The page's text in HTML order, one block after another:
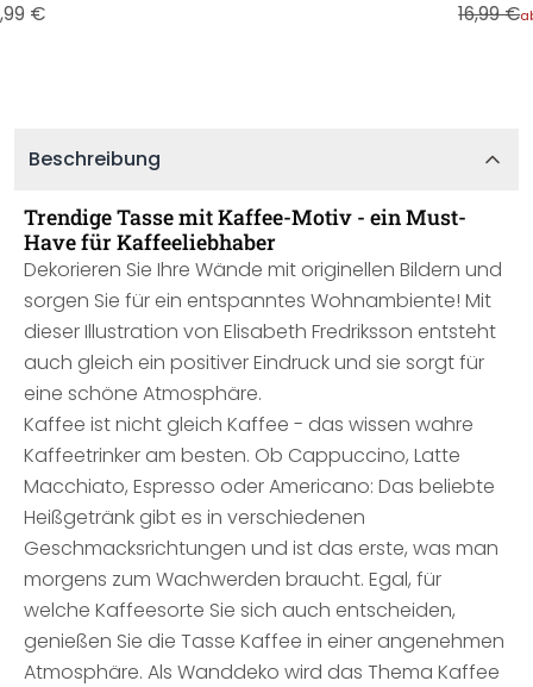
€
16,99 €
Beschreibung
Trendige Tasse mit Kaffee-Motiv - ein Must-
Have für Kaffeeliebhaber
Dekorieren Sie Ihre Wände mit originellen Bildern und
sorgen Sie für ein entspanntes Wohnambiente! Mit
dieser Illustration von Elisabeth Fredriksson entsteht
auch gleich ein positiver Eindruck und sie sorgt für
eine schöne Atmosphäre.
Kaffee ist nicht gleich Kaffee - das wissen wahre
Kaffeetrinker am besten. Ob Cappuccino, Latte
Macchiato, Espresso oder Americano: Das beliebte
Heißgetränk gibt es in verschiedenen
Geschmacksrichtungen und ist das erste, was man
morgens zum Wachwerden braucht. Egal, für
welche Kaffeesorte Sie sich auch entscheiden,
genießen Sie die Tasse Kaffee in einer angenehmen
Atmosphäre. Als Wanddeko wird das Thema Kaffee